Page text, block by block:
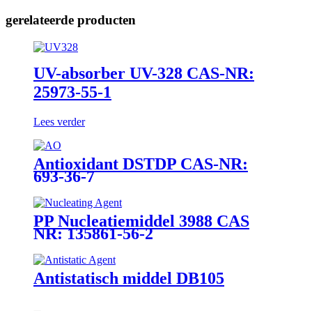
gerelateerde producten
UV-absorber UV-328 CAS-NR:
25973-55-1
Lees verder
Antioxidant DSTDP CAS-NR:
693-36-7
PP Nucleatiemiddel 3988 CAS
NR: 135861-56-2
Antistatisch middel DB105